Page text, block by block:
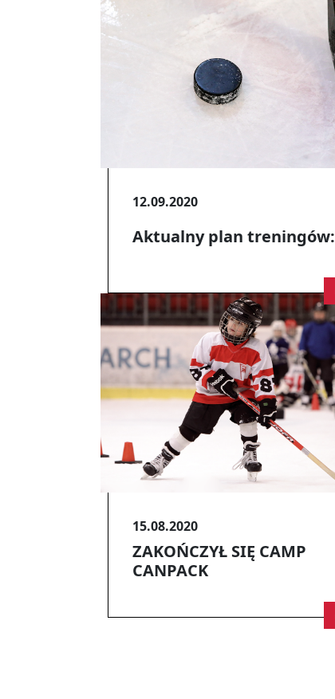
12.09.2020
Aktualny plan treningów:
15.08.2020
ZAKOŃCZYŁ SIĘ CAMP
CANPACK